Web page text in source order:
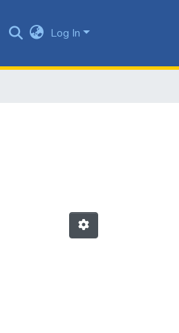
Log In